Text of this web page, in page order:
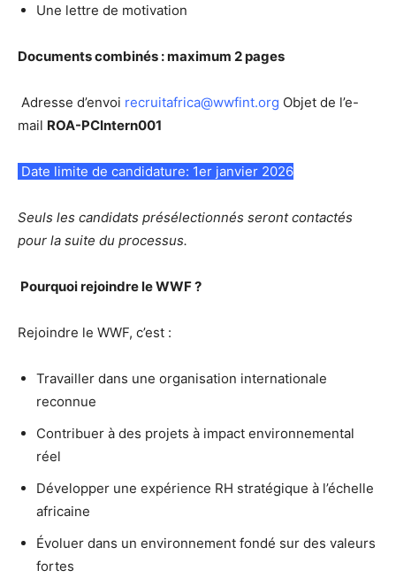
Une lettre de motivation
Documents combinés : maximum 2 pages
Adresse d’envoi recruitafrica@wwfint.org Objet de l’e-
mail ROA-PCIntern001
Date limite de candidature: 1er janvier 2026
Seuls les candidats présélectionnés seront contactés
pour la suite du processus.
Pourquoi rejoindre le WWF ?
Rejoindre le WWF, c’est :
Travailler dans une organisation internationale
reconnue
Contribuer à des projets à impact environnemental
réel
Développer une expérience RH stratégique à l’échelle
africaine
Évoluer dans un environnement fondé sur des valeurs
fortes